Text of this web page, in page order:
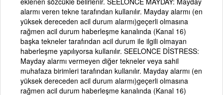
alarmı veren tekne tarafından kullanılır. Mayday alarmı (en
yüksek dereceden acil durum alarmı)geçerli olmasına
rağmen acil durum haberleşme kanalında (Kanal 16)
başka tekneler tarafından acil durum ile ilgili olmayan
haberleşme yapılıyorsa kullanılır. SEELONCE DİSTRESS:
Mayday alarmı vermeyen diğer tekneler veya sahil
muhafaza birimleri tarafından kullanılır. Mayday alarmı (en
yüksek dereceden acil durum alarmı)geçerli olmasına
rağmen acil durum haberleşme kanalında (Kanal 16)